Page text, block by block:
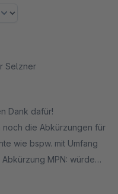
Selzner
Dank dafür!
noch die Abkürzungen für
wie bspw. mit Umfang
MPN: würde
ID: bei der